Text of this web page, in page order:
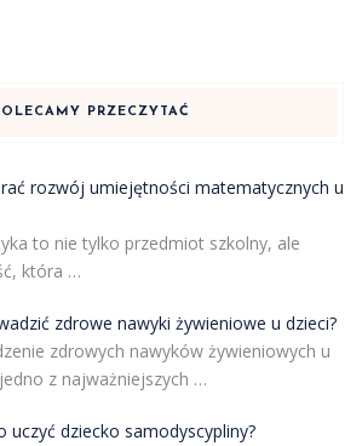
PRZECZYTAĆ
rozwój umiejętności matematycznych u
to nie tylko przedmiot szkolny, ale
która …
zdrowe nawyki żywieniowe u dzieci?
zdrowych nawyków żywieniowych u
z najważniejszych …
uczyć dziecko samodyscypliny?